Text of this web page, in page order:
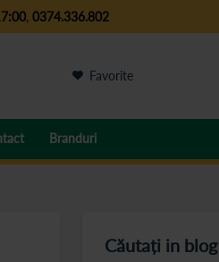
, 0374.336.802
Favorite
Branduri
Căutați in blog